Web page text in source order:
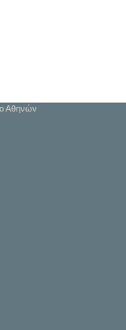
Αθηνών